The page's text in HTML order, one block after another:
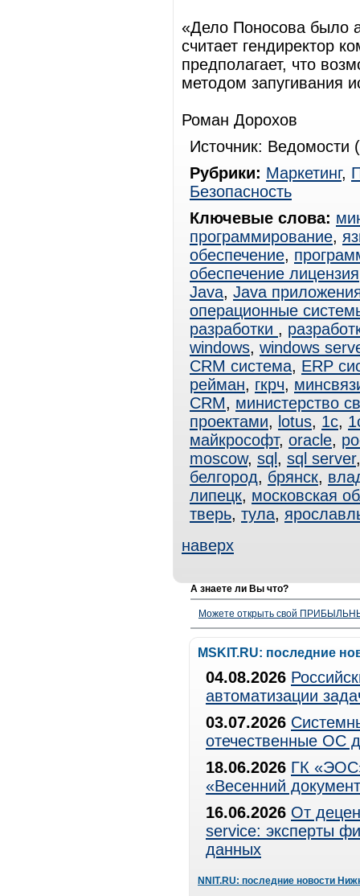
«Дело Поносова было
считает гендиректор
предполагает, что
методом запугивания
Роман Дорохов
Источник: Ведомости (
Рубрики: Маркетинг,
Безопасность
Ключевые слова:
программирование,
обеспечение,
обеспечение лицензия
Java, Java
операционные
разработки ,
windows, windows
CRM система, ERP
рейман, гкрч,
CRM, министерство
проектами, lotus, 1с,
майкрософт, oracle,
moscow, sql , sql server
белгород, брянск,
липецк, московская
тверь, тула,
наверх
А знаете ли Вы что?
Можете открыть свой
MSKIT.RU: последние
04.08.2026
автоматизации
03.07.2026
отечественные ОС
18.06.2026 ГК
«Весенний
16.06.2026 От
service: эксперты
данных
NNIT.RU: последние новости